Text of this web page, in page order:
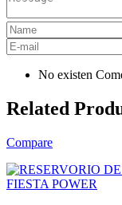
No existen
Related
Compare